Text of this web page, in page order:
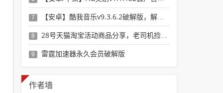
7 【安卓】酷我音乐v9.3.6.2破解版，解锁vip，无损音乐想下就下！
8 28号天猫淘宝活动商品分享，老司机捡漏必备
9 雷霆加速器永久会员破解版
作者墙